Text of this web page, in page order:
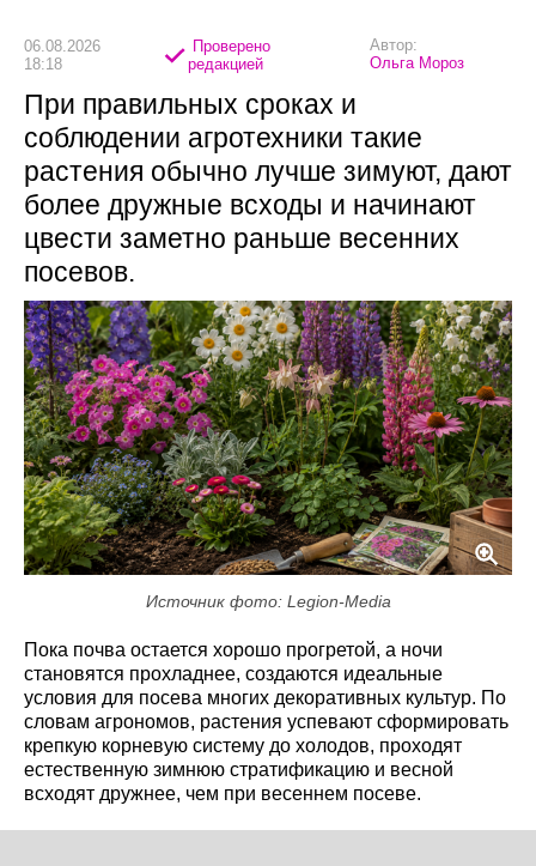
06.08.2026
18:18
Проверено
редакцией
Автор:
Ольга Мороз
При правильных сроках и
соблюдении агротехники такие
растения обычно лучше зимуют, дают
более дружные всходы и начинают
цвести заметно раньше весенних
посевов.
Источник фото: Legion-Media
Пока почва остается хорошо прогретой, а ночи
становятся прохладнее, создаются идеальные
условия для посева многих декоративных культур. По
словам агрономов, растения успевают сформировать
крепкую корневую систему до холодов, проходят
естественную зимнюю стратификацию и весной
всходят дружнее, чем при весеннем посеве.